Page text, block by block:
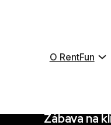
O RentFun
Zábava na